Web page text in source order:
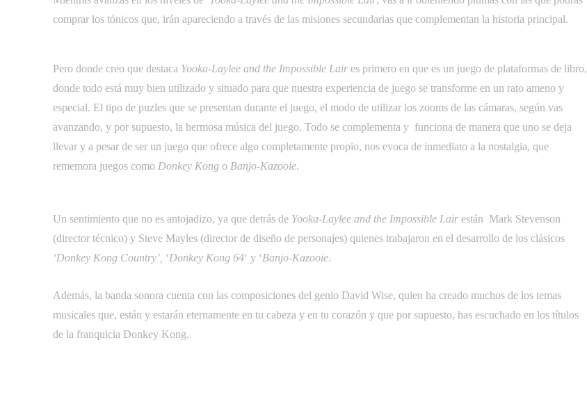
comprar los tónicos que, irán apareciendo a través de las misiones secundarias que complementan la historia principal.
Pero donde creo que destaca  Yooka-Laylee and the Impossible Lair  es primero en que es un juego de plataformas de libro,
donde todo está muy bien utilizado y situado para que nuestra experiencia de juego se transforme en un rato ameno y
especial. El tipo de puzles que se presentan durante el juego, el modo de utilizar los zooms de las cámaras, según vas
avanzando, y por supuesto, la hermosa música del juego. Todo se complementa y funciona de manera que uno se deja
llevar y a pesar de ser un juego que ofrece algo completamente propio, nos evoca de inmediato a la nostalgia, que
rememora juegos como  Donkey Kong  o  Banjo-Kazooie.
Un sentimiento que no es antojadizo, ya que detrás de  Yooka-Laylee and the Impossible Lair  están Mark Stevenson
(director técnico) y Steve Mayles (director de diseño de personajes) quienes trabajaron en el desarrollo de los clásicos
‘Donkey Kong Country’, ‘Donkey Kong 64‘ y ‘Banjo-Kazooie.
Además, la banda sonora cuenta con las composiciones del genio David Wise, quien ha creado muchos de los temas
musicales que, están y estarán eternamente en tu cabeza y en tu corazón y que por supuesto, has escuchado en los títulos
de la franquicia Donkey Kong.